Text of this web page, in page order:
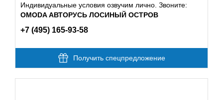
Индивидуальные условия озвучим лично. Звоните:
OMODA АВТОРУСЬ ЛОСИНЫЙ ОСТРОВ
+7 (495) 165-93-58
Получить спецпредложение